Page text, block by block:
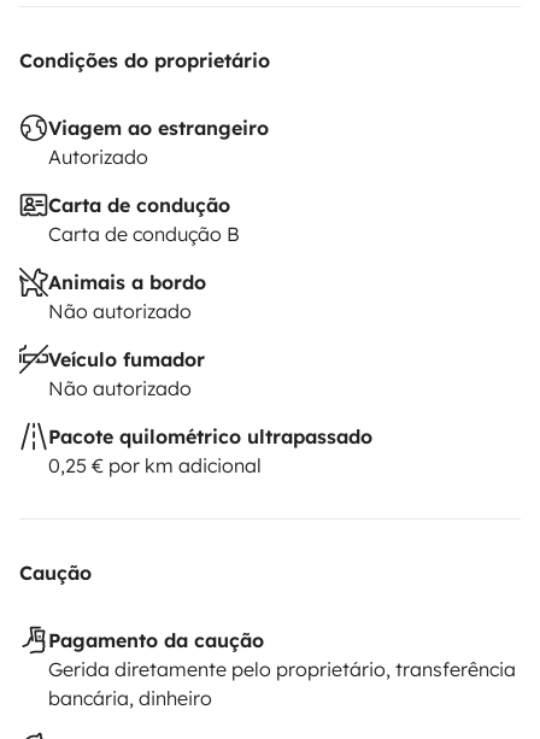
Condições do proprietário
Viagem ao estrangeiro
Autorizado
Carta de condução
Carta de condução B
Animais a bordo
Não autorizado
Veículo fumador
Não autorizado
Pacote quilométrico ultrapassado
0,25 € por km adicional
Caução
Pagamento da caução
Gerida diretamente pelo proprietário, transferência
bancária, dinheiro